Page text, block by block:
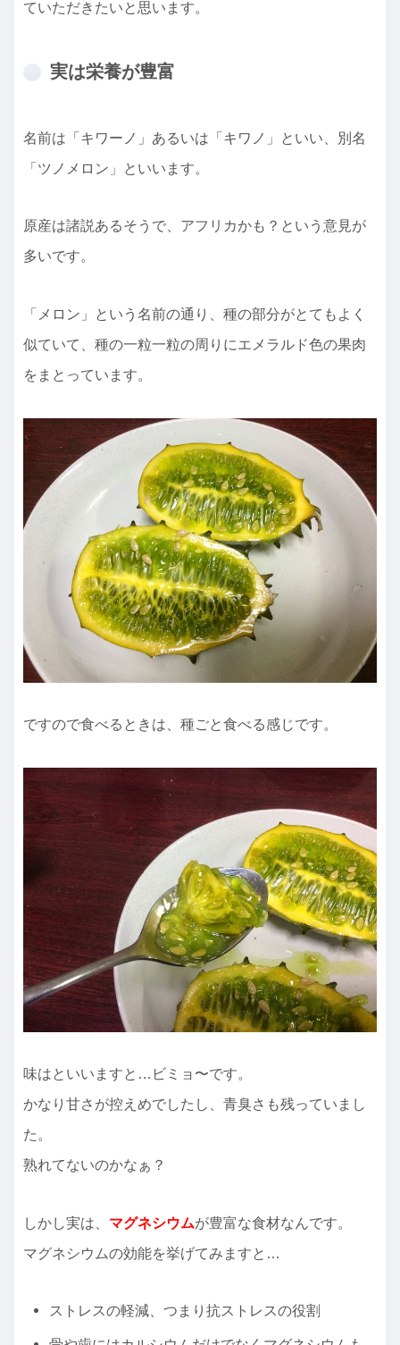
ていただきたいと思います。
実は栄養が豊富
名前は「キワーノ」あるいは「キワノ」といい、別名
「ツノメロン」といいます。
原産は諸説あるそうで、アフリカかも？という意見が
多いです。
「メロン」という名前の通り、種の部分がとてもよく
似ていて、種の一粒一粒の周りにエメラルド色の果肉
をまとっています。
ですので食べるときは、種ごと食べる感じです。
味はといいますと…ビミョ〜です。
かなり甘さが控えめでしたし、青臭さも残っていまし
た。
熟れてないのかなぁ？
しかし実は、 マグネシウムが豊富な食材なんです。
マグネシウムの効能を挙げてみますと…
ストレスの軽減、つまり抗ストレスの役割